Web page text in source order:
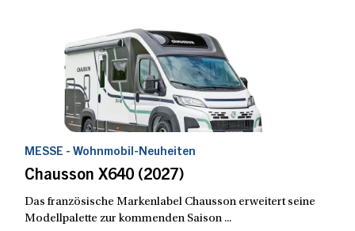
MESSE - Wohnmobil-Neuheiten
Chausson X640 (2027)
Das französische Markenlabel Chausson erweitert seine
Modellpalette zur kommenden Saison ...